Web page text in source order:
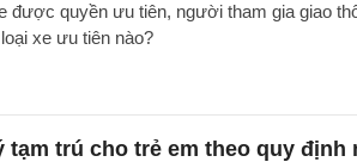
được quyền ưu tiên, người tham gia giao
xe ưu tiên nào?
tạm trú cho trẻ em theo quy định